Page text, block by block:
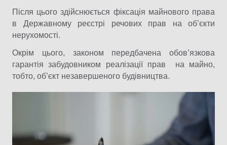
Після цього здійснюється фіксація майнового права
в Державному реєстрі речових прав на об’єкти
нерухомості.
Окрім цього, законом передбачена обов’язкова
гарантія забудовником реалізації прав на майно,
тобто, об’єкт незавершеного будівництва.